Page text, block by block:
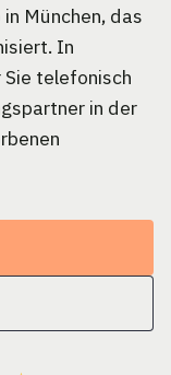
München, das
In
telefonisch
in der